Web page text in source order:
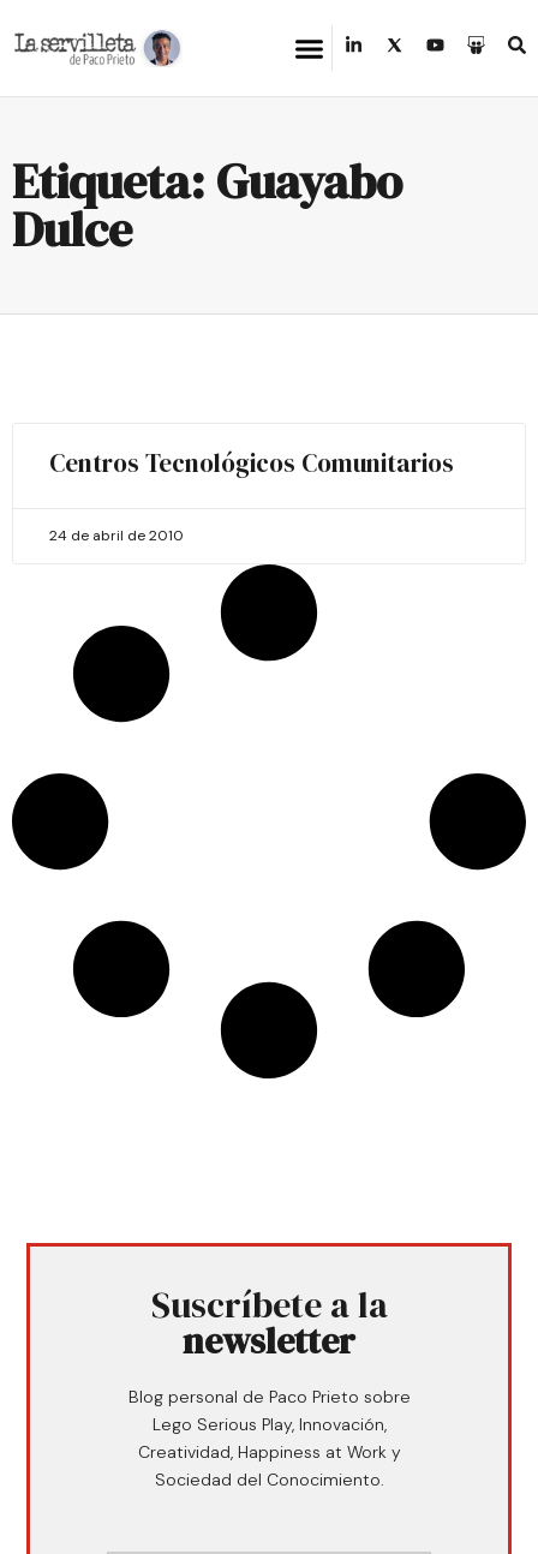
Etiqueta: Guayabo
Dulce
Centros Tecnológicos Comunitarios
24 de abril de 2010
Suscríbete a la
newsletter
Blog personal de Paco Prieto sobre
Lego Serious Play, Innovación,
Creatividad, Happiness at Work y
Sociedad del Conocimiento.